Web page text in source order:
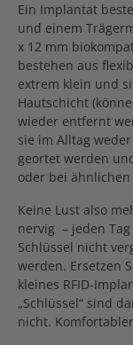
Ein Implantat
und einem
x 12 mm
bestehen aus
extrem klein und
Hautschicht
wieder entfernt
sie im Alltag
geortet werden
oder bei
Keine Lust also
nervig – jeden
Schlüssel nicht
werden. Ersetzen
kleines RFID-
„Schlüssel“ sind
nicht.